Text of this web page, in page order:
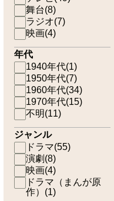
舞台(8)
ラジオ(7)
映画(4)
年代
1940年代(1)
1950年代(7)
1960年代(34)
1970年代(15)
不明(11)
ジャンル
ドラマ(55)
演劇 (8)
映画(4)
ドラマ（まんが原
作） (1)